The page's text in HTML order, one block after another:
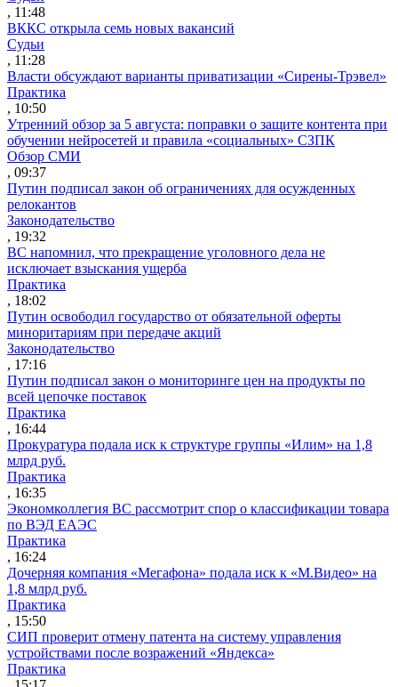
, 11:48
ВККС открыла семь новых вакансий
Судьи
, 11:28
Власти обсуждают варианты приватизации «Сирены-Трэвел»
Практика
, 10:50
Утренний обзор за 5 августа: поправки о защите контента при
обучении нейросетей и правила «социальных» СЗПК
Обзор СМИ
, 09:37
Путин подписал закон об ограничениях для осужденных
релокантов
Законодательство
, 19:32
ВС напомнил, что прекращение уголовного дела не
исключает взыскания ущерба
Практика
, 18:02
Путин освободил государство от обязательной оферты
миноритариям при передаче акций
Законодательство
, 17:16
Путин подписал закон о мониторинге цен на продукты по
всей цепочке поставок
Практика
, 16:44
Прокуратура подала иск к структуре группы «Илим» на 1,8
млрд руб.
Практика
, 16:35
Экономколлегия ВС рассмотрит спор о классификации товара
по ВЭД ЕАЭС
Практика
, 16:24
Дочерняя компания «Мегафона» подала иск к «М.Видео» на
1,8 млрд руб.
Практика
, 15:50
СИП проверит отмену патента на систему управления
устройствами после возражений «Яндекса»
Практика